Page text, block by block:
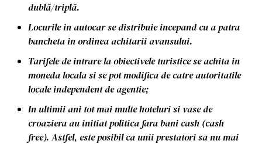
dublă/triplă.
Locurile in autocar se distribuie incepand cu a patra
bancheta in ordinea achitarii avansului.
Tarifele de intrare la obiectivele turistice se achita in
moneda locala si se pot modifica de catre autoritatile
locale independent de agentie;
In ultimii ani tot mai multe hoteluri si vase de
croaziera au initiat politica fara bani cash (cash
free). Astfel, este posibil ca unii prestatori sa nu mai